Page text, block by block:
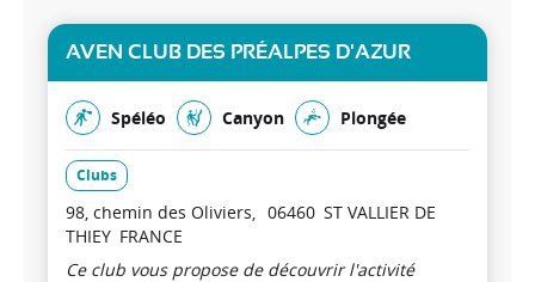
AVEN CLUB DES PRÉALPES D'AZUR
Spéléo Canyon Plongée
Clubs
98, chemin des Oliviers 06460 ST VALLIER DE
THIEY FRANCE
Ce club vous propose de découvrir l'activité